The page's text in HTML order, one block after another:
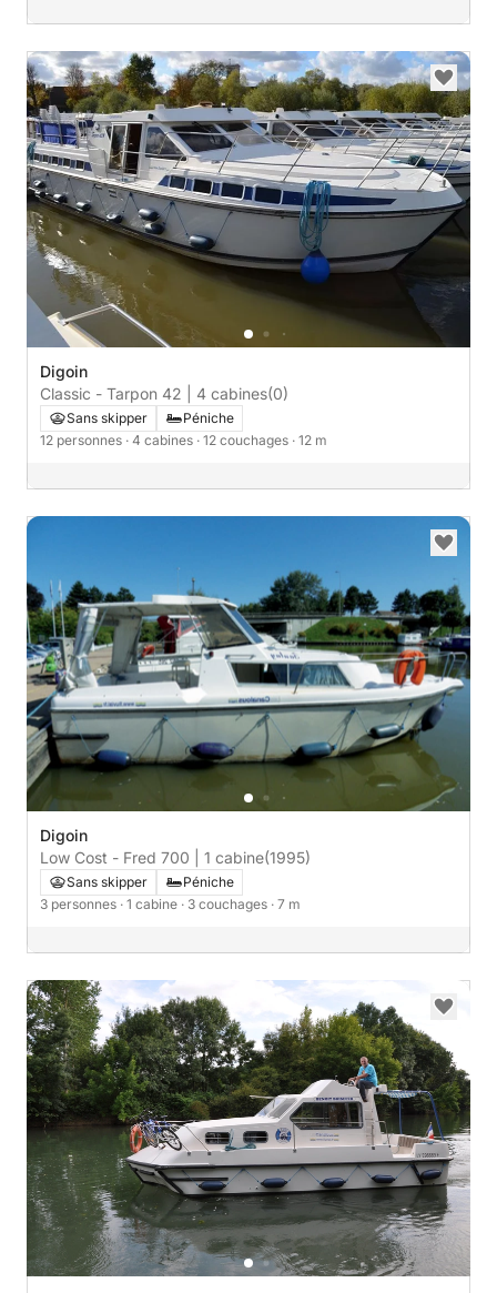
Digoin
Classic - Tarpon 42 | 4 cabines(0)
Sans skipper
Péniche
12 personnes · 4 cabines · 12 couchages · 12 m
Digoin
Low Cost - Fred 700 | 1 cabine(1995)
Sans skipper
Péniche
3 personnes · 1 cabine · 3 couchages · 7 m